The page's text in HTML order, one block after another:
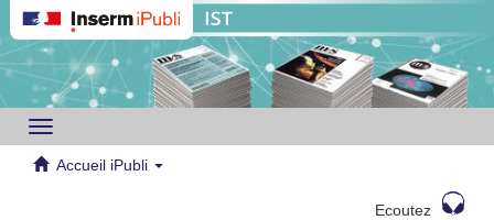
Toggle
navigation
Accueil iPubli
Ecoutez